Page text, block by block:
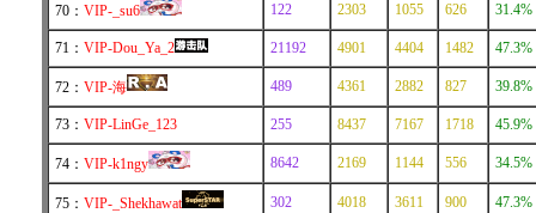
70： VIP-_su6 122 2303 1055 626 31.4%
71： VIP-Dou_Ya_2 21192 4901 4404 1482 47.3%
72： VIP-海 489 4361 2882 827 39.8%
73： VIP-LinGe_123 255 8437 7167 1718 45.9%
74： VIP-k1ngy 8642 2169 1144 556 34.5%
75： VIP-_Shekhawat 302 4018 3611 900 47.3%